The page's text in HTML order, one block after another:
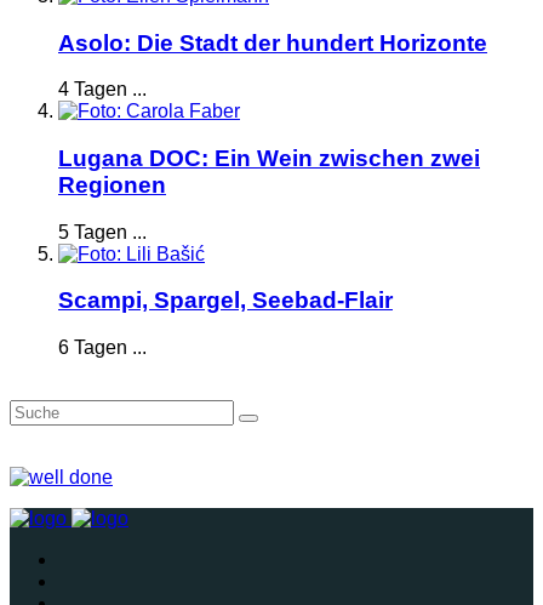
Asolo: Die Stadt der hundert Horizonte
4 Tagen ...
Lugana DOC: Ein Wein zwischen zwei
Regionen
5 Tagen ...
Scampi, Spargel, Seebad-Flair
6 Tagen ...